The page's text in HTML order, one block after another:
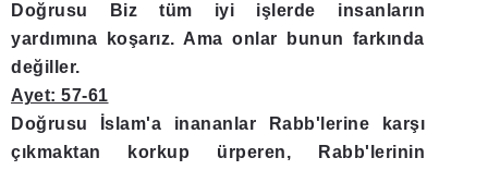
Doğrusu Biz tüm iyi işlerde insanların
yardımına koşarız. Ama onlar bunun farkında
değiller.
Ayet: 57-61
Doğrusu İslam'a inananlar Rabb'lerine karşı
çıkmaktan korkup ürperen, Rabb'lerinin